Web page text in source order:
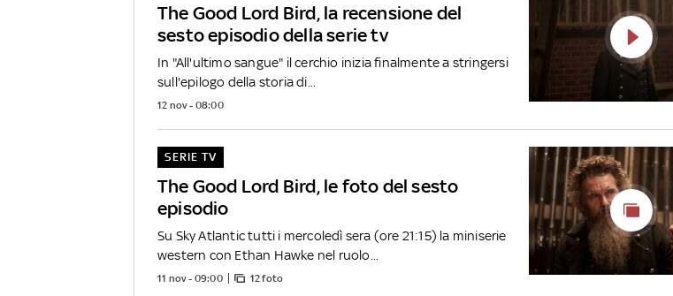
The Good Lord Bird, la recensione del
sesto episodio della serie tv
In "All'ultimo sangue" il cerchio inizia finalmente a stringersi
sull'epilogo della storia di...
12 nov - 08:00
The Good Lord Bird, le foto del sesto
episodio
SERIE TV
Su Sky Atlantic tutti i mercoledì sera (ore 21:15) la miniserie
western con Ethan Hawke nel ruolo...
11 nov - 09:00 12 foto